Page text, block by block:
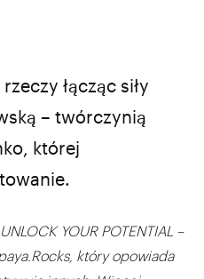
łącząc siły
– twórczynią
której
YOUR POTENTIAL –
który opowiada